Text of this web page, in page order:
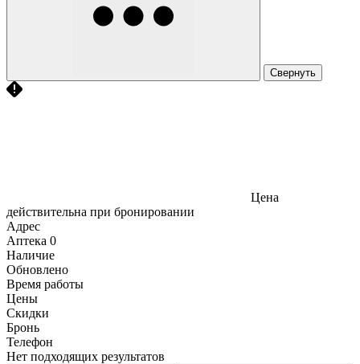
Свернуть
Цена
действительна при бронировании
Адрес
Аптека 0
Наличие
Обновлено
Время работы
Цены
Скидки
Бронь
Телефон
Нет подходящих результатов